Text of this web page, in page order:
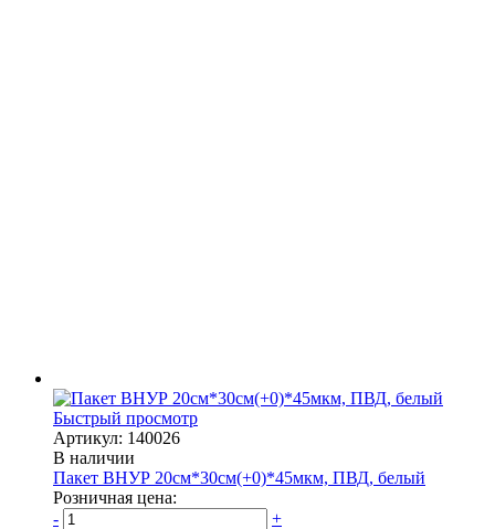
Быстрый просмотр
Артикул: 140026
В наличии
Пакет ВНУР 20см*30см(+0)*45мкм, ПВД, белый
Розничная цена:
-
+